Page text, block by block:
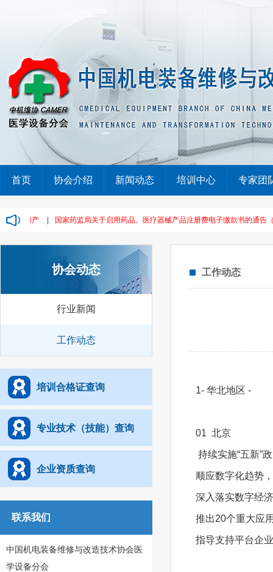
首页 协会介绍 新闻动态 培训中心 专家团
国产 国家药监局关于启用药品、医疗器械产品注册费电子缴款书的通告（2022
协会动态
行业新闻
工作动态
培训合格证查询
专业技术（技能）查询
企业资质查询
联系我们
中国机电装备维修与改造技术协会医
学设备分会
工作动态
1- 华北地区 -
01 北京
持续实施“五新”
顺应数字化趋势
深入落实数字经
推出20个重大应
指导支持平台企